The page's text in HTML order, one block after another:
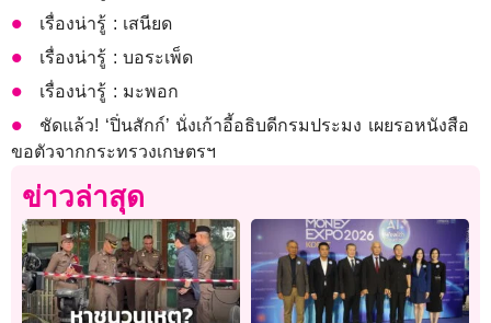
เรื่องน่ารู้ : เสนียด
เรื่องน่ารู้ : บอระเพ็ด
เรื่องน่ารู้ : มะพอก
ชัดแล้ว! ‘ปิ่นสักก์’ นั่งเก้าอี้อธิบดีกรมประมง เผยรอหนังสือ
ขอตัวจากกระทรวงเกษตรฯ
ข่าวล่าสุด